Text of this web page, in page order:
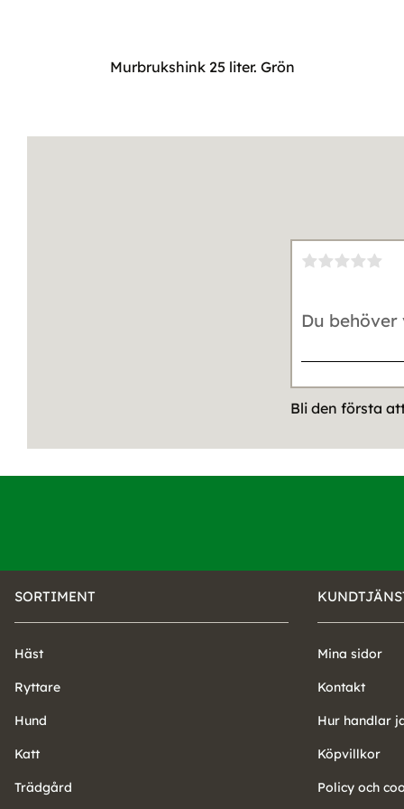
Murbrukshink 25 liter. Grön
Bli den första
SORTIMENT
Häst
Ryttare
Hund
Katt
Trädgård
Mina sidor
Kontakt
Hur handlar
Köpvillkor
Policy och